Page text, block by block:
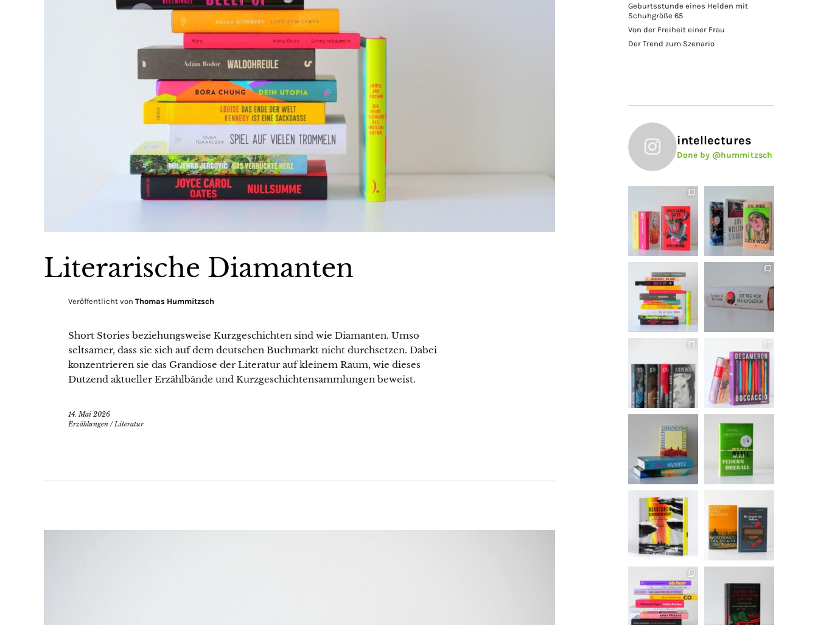
Literarische Diamanten
Veröffentlicht von Thomas Hummitzsch
Short Stories beziehungsweise Kurzgeschichten sind wie Diamanten. Umso
seltsamer, dass sie sich auf dem deutschen Buchmarkt nicht durchsetzen. Dabei
konzentrieren sie das Grandiose der Literatur auf kleinem Raum, wie dieses
Dutzend aktueller Erzählbände und Kurzgeschichtensammlungen beweist.
14. Mai 2026
Erzählungen /Literatur
Geburtsstunde eines Helden mit
Schuhgröße 65
Von der Freiheit einer Frau
Der Trend zum Szenario
intellectures
Done by @hummitzsch